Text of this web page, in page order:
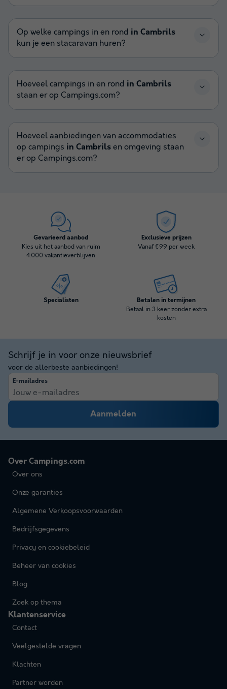
Op welke campings in en rond in Cambrils
kun je een stacaravan huren?
Hoeveel campings in en rond in Cambrils
staan er op Campings.com?
Hoeveel aanbiedingen van accommodaties
op campings in Cambrils en omgeving staan
er op Campings.com?
Gevarieerd aanbod
Kies uit het aanbod van ruim
4.000 vakantieverblijven
Exclusieve prijzen
Vanaf €99 per week
Specialisten Betalen in termijnen
Betaal in 3 keer zonder extra
kosten
Schrijf je in voor onze nieuwsbrief
voor de allerbeste aanbiedingen!
E-mailadres
Aanmelden
Over Campings.com
Over ons
Onze garanties
Algemene Verkoopsvoorwaarden
Bedrijfsgegevens
Privacy en cookiebeleid
Beheer van cookies
Blog
Zoek op thema
Klantenservice
Contact
Veelgestelde vragen
Klachten
Partner worden